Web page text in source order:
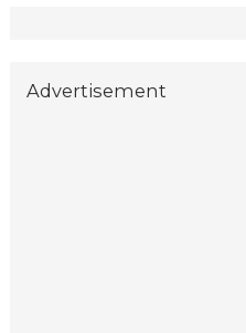
Advertisement